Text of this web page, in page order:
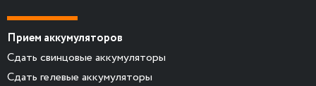
Прием аккумуляторов
Сдать свинцовые аккумуляторы
Сдать гелевые аккумуляторы